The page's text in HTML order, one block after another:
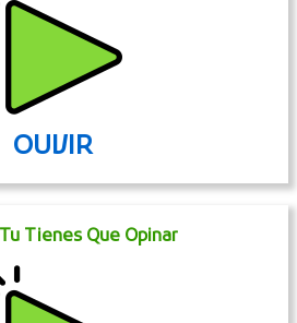
OUVIR
Tienes Que Opinar